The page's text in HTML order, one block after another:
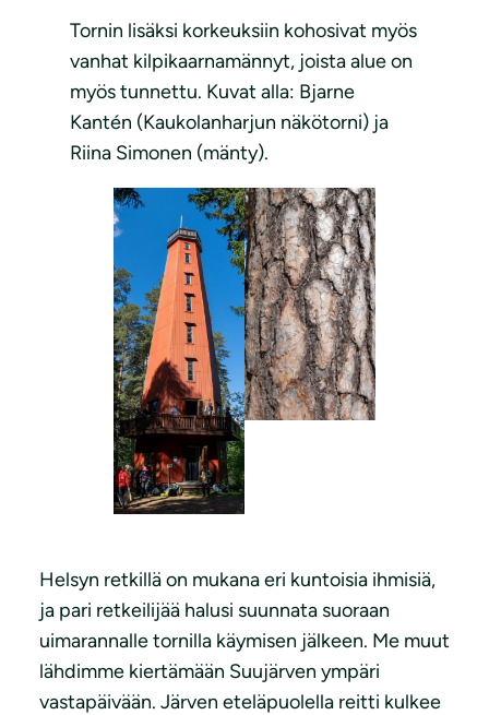
Tornin lisäksi korkeuksiin kohosivat myös
vanhat kilpikaarnamännyt, joista alue on
myös tunnettu. Kuvat alla: Bjarne
Kantén (Kaukolanharjun näkötorni) ja
Riina Simonen (mänty).
Helsyn retkillä on mukana eri kuntoisia ihmisiä,
ja pari retkeilijää halusi suunnata suoraan
uimarannalle tornilla käymisen jälkeen. Me muut
lähdimme kiertämään Suujärven ympäri
vastapäivään. Järven eteläpuolella reitti kulkee